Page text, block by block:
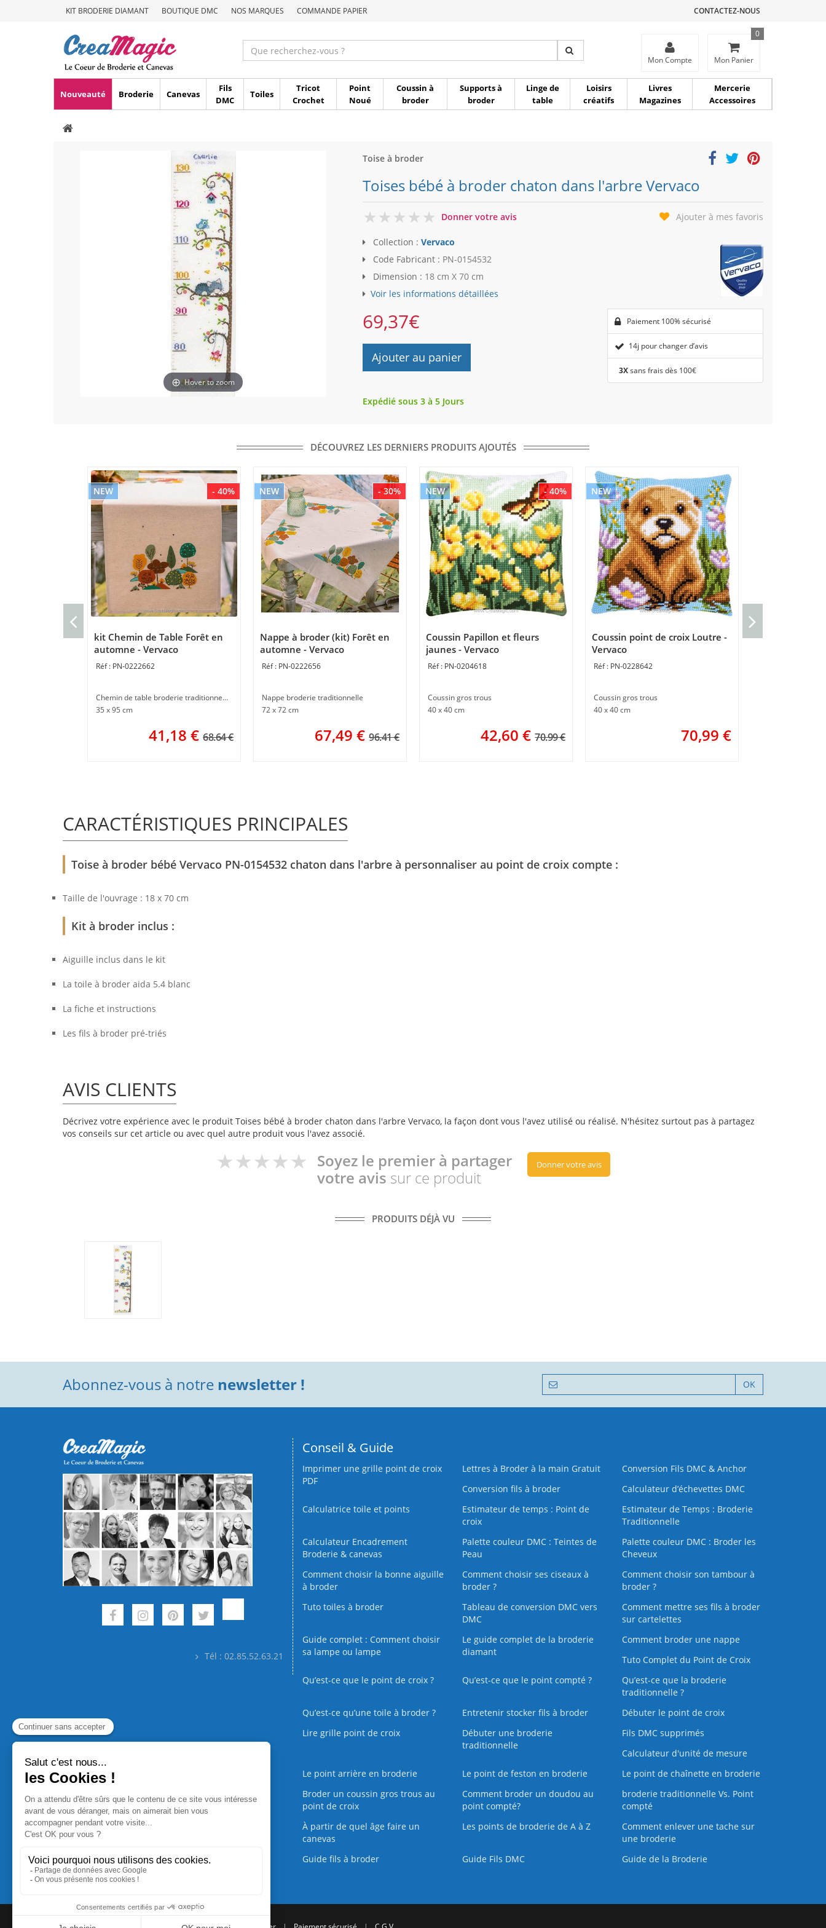
KIT BRODERIE DIAMANT BOUTIQUE DMC NOS MARQUES COMMANDE PAPIER CONTACTEZ-NOUS
Mon Compte Mon Panier
0
Nouveauté Broderie Canevas
Fils
DMC
Toiles
Tricot
Crochet
Point
Noué
Coussin à
broder
Supports à
broder
Linge de
table
Loisirs
créatifs
Livres
Magazines
Mercerie
Accessoires
Hover to zoom
Toise à broder
Toises bébé à broder chaton dans l'arbre Vervaco
0
Donner votre avis Ajouter à mes favoris
Collection : Vervaco
Code Fabricant : PN-0154532
Dimension : 18 cm X 70 cm
Voir les informations détaillées
69,37€
Ajouter au panier
Paiement 100% sécurisé
14j pour changer d’avis
3Xsans frais dès 100€
Expédié sous 3 à 5 Jours
DÉCOUVREZ LES DERNIERS PRODUITS AJOUTÉS
- 40%
NEW
kit Chemin de Table Forêt en
automne - Vervaco
PN-0222662
Chemin de table broderie traditionnelle
35 x 95 cm
41,18 € 68.64 €
- 30%
NEW
Nappe à broder (kit) Forêt en
automne - Vervaco
PN-0222656
Nappe broderie traditionnelle
72 x 72 cm
67,49 € 96.41 €
- 40%
NEW
Coussin Papillon et fleurs
jaunes - Vervaco
PN-0204618
Coussin gros trous
40 x 40 cm
42,60 € 70.99 €
NEW
Coussin point de croix Loutre -
Vervaco
PN-0228642
Coussin gros trous
40 x 40 cm
70,99 €
CARACTÉRISTIQUES PRINCIPALES
Toise à broder bébé Vervaco PN-0154532 chaton dans l'arbre à personnaliser au point de croix compte :
Taille de l'ouvrage : 18 x 70 cm
Kit à broder inclus :
Aiguille inclus dans le kit
La toile à broder aida 5.4 blanc
La fiche et instructions
Les fils à broder pré-triés
AVIS CLIENTS
Décrivez votre expérience avec le produit Toises bébé à broder chaton dans l'arbre Vervaco, la façon dont vous l'avez utilisé ou réalisé. N'hésitez surtout pas à partagez
vos conseils sur cet article ou avec quel autre produit vous l'avez associé.
Soyez le premier à partager
votre avis sur ce produit
Donner votre avis
PRODUITS DÉJÀ VU
Abonnez-vous à notre newsletter ! OK
Tél : 02.85.52.63.21
Conseil & Guide
Imprimer une grille point de croix
PDF
Lettres à Broder à la main Gratuit
Conversion Fils DMC & Anchor
Conversion fils à broder
Calculateur d’échevettes DMC
Calculatrice toile et points
Estimateur de temps : Point de
croix
Estimateur de Temps : Broderie
Traditionnelle
Calculateur Encadrement
Broderie & canevas
Palette couleur DMC : Teintes de
Peau
Palette couleur DMC : Broder les
Cheveux
Comment choisir la bonne aiguille
à broder
Comment choisir ses ciseaux à
broder ?
Comment choisir son tambour à
broder ?
Tuto toiles à broder
Tableau de conversion DMC vers
DMC
Comment mettre ses fils à broder
sur cartelettes
Guide complet : Comment choisir
sa lampe ou lampe
Le guide complet de la broderie
diamant
Comment broder une nappe
Tuto Complet du Point de Croix
Qu’est-ce que le point de croix ?
Qu’est-ce que le point compté ?
Qu’est-ce que la broderie
traditionnelle ?
Qu’est‑ce qu’une toile à broder ?
Entretenir stocker fils à broder
Débuter le point de croix
Lire grille point de croix
Débuter une broderie
traditionnelle
Fils DMC supprimés
Calculateur d'unité de mesure
Le point arrière en broderie
Le point de feston en broderie
Le point de chaînette en broderie
Broder un coussin gros trous au
point de croix
Comment broder un doudou au
point compté?
broderie traditionnelle Vs. Point
compté
À partir de quel âge faire un
canevas
Les points de broderie de A à Z
Comment enlever une tache sur
une broderie
Guide fils à broder
Guide Fils DMC Guide de la Broderie